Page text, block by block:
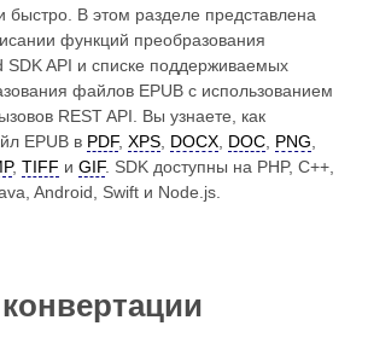
быстро. В этом разделе представлена
функций преобразования
SDK API и списке поддерживаемых
файлов EPUB с использованием
REST API. Вы узнаете, как
EPUB в PDF, XPS DOCX DOC PNG
, TIFF и GIF. SDK доступны на PHP, C++,
Android, Swift и Node.js.